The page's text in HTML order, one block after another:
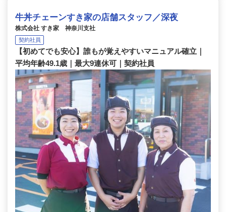
牛丼チェーンすき家の店舗スタッフ／深夜
株式会社 すき家 神奈川支社
契約社員
【初めてでも安心】誰もが覚えやすいマニュアル確立｜
平均年齢49.1歳｜最大9連休可｜契約社員